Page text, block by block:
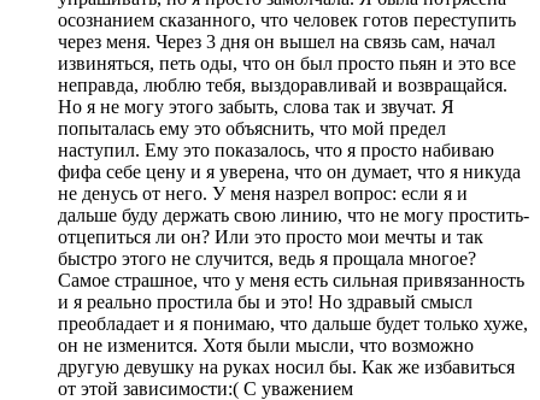
осознанием сказанного, что человек готов переступить
через меня. Через 3 дня он вышел на связь сам, начал
извиняться, петь оды, что он был просто пьян и это все
неправда, люблю тебя, выздоравливай и возвращайся.
Но я не могу этого забыть, слова так и звучат. Я
попыталась ему это объяснить, что мой предел
наступил. Ему это показалось, что я просто набиваю
фифа себе цену и я уверена, что он думает, что я никуда
не денусь от него. У меня назрел вопрос: если я и
дальше буду держать свою линию, что не могу простить-
отцепиться ли он? Или это просто мои мечты и так
быстро этого не случится, ведь я прощала многое?
Самое страшное, что у меня есть сильная привязанность
и я реально простила бы и это! Но здравый смысл
преобладает и я понимаю, что дальше будет только хуже,
он не изменится. Хотя были мысли, что возможно
другую девушку на руках носил бы. Как же избавиться
от этой зависимости:( С уважением